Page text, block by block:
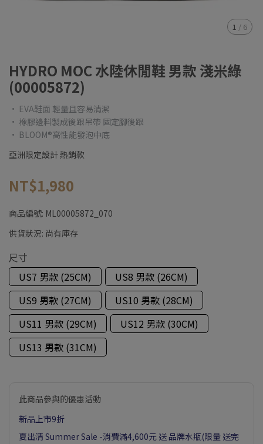
1 / 6
HYDRO MOC 水陸休閒鞋 男款 淺米綠
(00005872)
• EVA鞋面 輕量且容易清潔
• 橡膠邊料製成後跟吊帶 固定腳後跟
• BLOOM®高性能發泡中底
亞洲限定設計 熱銷款
NT$1,980
商品編號: ML00005872_070
供貨狀況: 尚有庫存
尺寸
US7 男款 (25CM)
US8 男款 (26CM)
US9 男款 (27CM)
US10 男款 (28CM)
US11 男款 (29CM)
US12 男款 (30CM)
US13 男款 (31CM)
此商品參與的優惠活動
新品上市9折
夏出清 Summer Sale -消費滿4,600元 送 品牌水瓶(限量 送完